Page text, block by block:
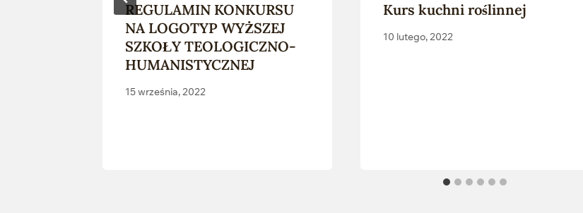
REGULAMIN KONKURSU
NA LOGOTYP WYŻSZEJ
SZKOŁY TEOLOGICZNO-
HUMANISTYCZNEJ
15 września, 2022
Kurs kuchni roślinnej
10 lutego, 2022